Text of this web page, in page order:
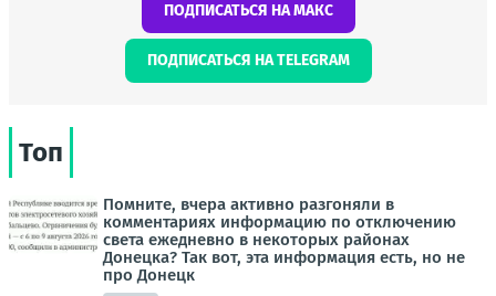
ПОДПИСАТЬСЯ НА МАКС
ПОДПИСАТЬСЯ НА TELEGRAM
Топ
Помните, вчера активно разгоняли в
комментариях информацию по отключению
света ежедневно в некоторых районах
Донецка? Так вот, эта информация есть, но не
про Донецк